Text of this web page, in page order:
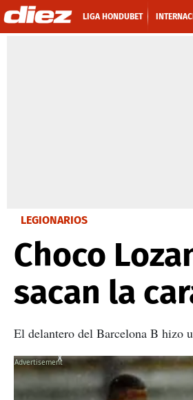
LIGA HONDUBET
LEGIONARIOS
Choco
sacan la
El delantero del Barcelona B hizo
X